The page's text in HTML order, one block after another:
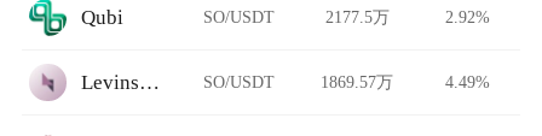
Qubi SO/USDT 2177.5万 2.92%
Levinswap SO/USDT 1869.57万 4.49%